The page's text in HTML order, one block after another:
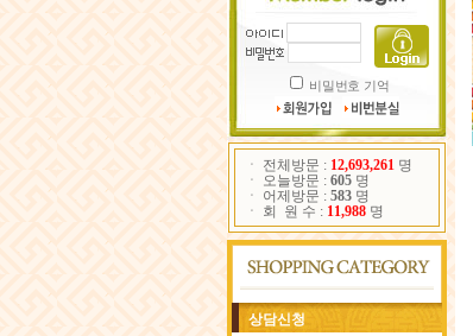
비밀번호 기억
ㆍ 전체방문 : 12,693,261 명
ㆍ 오늘방문 : 605 명
ㆍ 어제방문 : 583 명
ㆍ 회 원 수 : 11,988 명
상담신청